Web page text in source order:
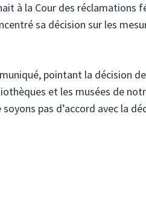
à la Cour des réclamations
sa décision sur les
pointant la décision
et les musées de
pas d’accord avec la